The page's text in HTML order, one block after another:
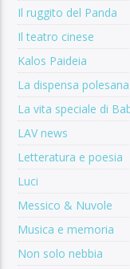
Il ruggito del Panda
Il teatro cinese
Kalos Paideia
La dispensa polesana
La vita speciale di
LAV news
Letteratura e poesia
Luci
Messico & Nuvole
Musica e memoria
Non solo nebbia